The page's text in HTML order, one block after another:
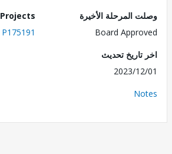
المرحلة الأخيرة
Board
Parent Projects
P175191
تحديث
2023/